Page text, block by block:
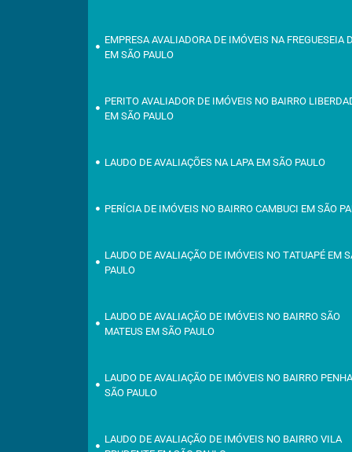
EMPRESA AVALIADORA DE IMÓVEIS NA FREGUESEIA
EM SÃO PAULO
PERITO AVALIADOR DE IMÓVEIS NO BAIRRO
EM SÃO PAULO
LAUDO DE AVALIAÇÕES NA LAPA EM SÃO PAULO
PERÍCIA DE IMÓVEIS NO BAIRRO CAMBUCI EM SÃO
LAUDO DE AVALIAÇÃO DE IMÓVEIS NO TATUAPÉ EM
PAULO
LAUDO DE AVALIAÇÃO DE IMÓVEIS NO BAIRRO SÃO
MATEUS EM SÃO PAULO
LAUDO DE AVALIAÇÃO DE IMÓVEIS NO BAIRRO
SÃO PAULO
LAUDO DE AVALIAÇÃO DE IMÓVEIS NO BAIRRO VILA